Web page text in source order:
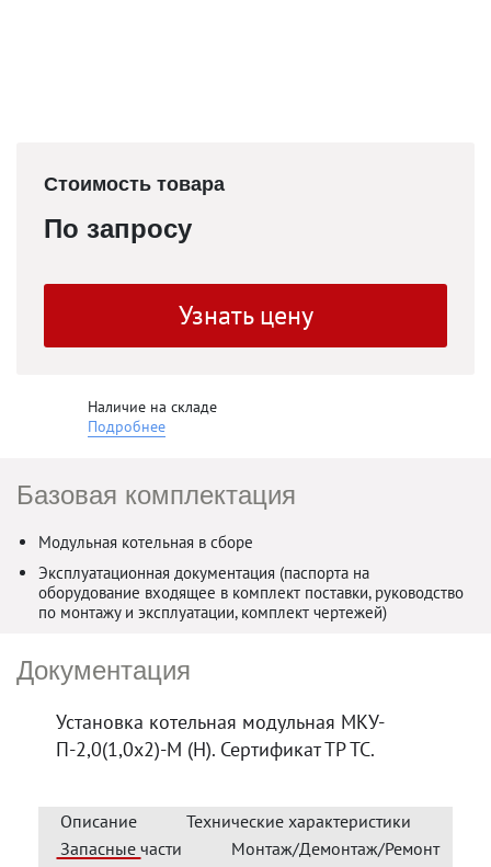
Стоимость товара
По запросу
Узнать цену
Наличие на складе
Подробнее
Базовая комплектация
Модульная котельная в сборе
Эксплуатационная документация (паспорта на
оборудование входящее в комплект поставки, руководство
по монтажу и эксплуатации, комплект чертежей)
Документация
Установка котельная модульная МКУ-
П-2,0(1,0х2)-М (Н). Сертификат ТР ТС.
Описание
Технические характеристики
Запасные части
Монтаж/Демонтаж/Ремонт